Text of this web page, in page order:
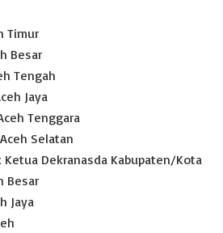
Timur
Besar
Tengah
Jaya
Tenggara
Selatan
Ketua Dekranasda Kabupaten/Kota
Besar
Jaya